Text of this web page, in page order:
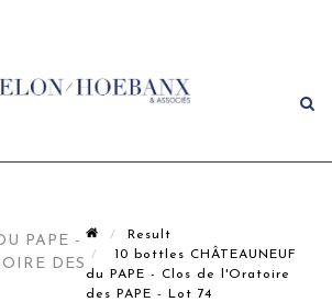
PAPE -
DES
Result
10 bottles CHÂTEAUNEUF
du PAPE - Clos de l'Oratoire
des PAPE - Lot 74